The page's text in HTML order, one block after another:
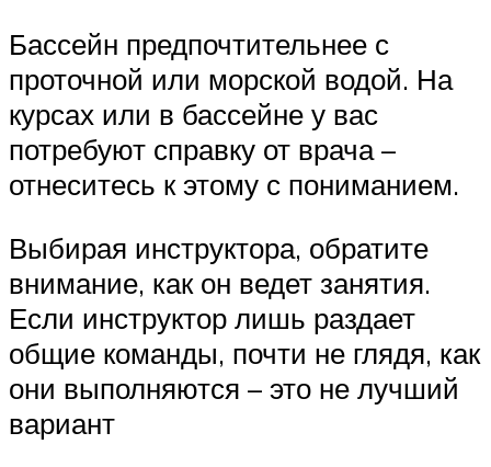
Бассейн предпочтительнее с
проточной или морской водой. На
курсах или в бассейне у вас
потребуют справку от врача –
отнеситесь к этому с пониманием.
Выбирая инструктора, обратите
внимание, как он ведет занятия.
Если инструктор лишь раздает
общие команды, почти не глядя, как
они выполняются – это не лучший
вариант